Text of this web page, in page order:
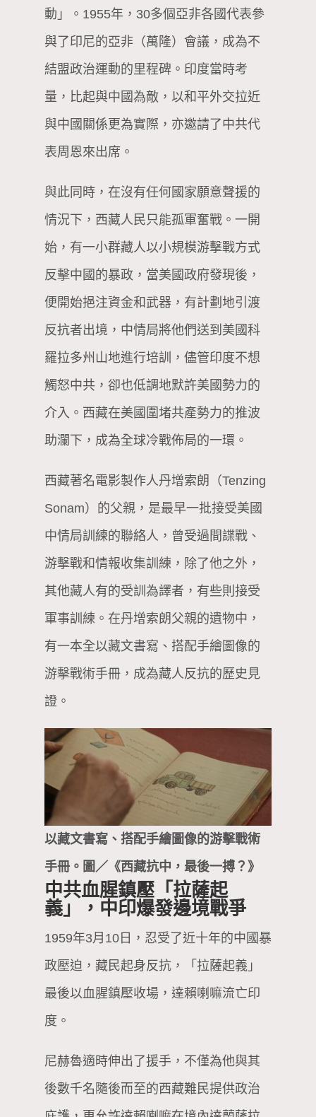
動」。1955年，30多個亞非各國代表參
與了印尼的亞非（萬隆）會議，成為不
結盟政治運動的里程碑。印度當時考
量，比起與中國為敵，以和平外交拉近
與中國關係更為實際，亦邀請了中共代
表周恩來出席。
與此同時，在沒有任何國家願意聲援的
情況下，西藏人民只能孤軍奮戰。一開
始，有一小群藏人以小規模游擊戰方式
反擊中國的暴政，當美國政府發現後，
便開始挹注資金和武器，有計劃地引渡
反抗者出境，中情局將他們送到美國科
羅拉多州山地進行培訓，儘管印度不想
觸怒中共，卻也低調地默許美國勢力的
介入。西藏在美國圍堵共產勢力的推波
助瀾下，成為全球冷戰佈局的一環。
西藏著名電影製作人丹增索朗（Tenzing
Sonam）的父親，是最早一批接受美國
中情局訓練的聯絡人，曾受過間諜戰、
游擊戰和情報收集訓練，除了他之外，
其他藏人有的受訓為譯者，有些則接受
軍事訓練。在丹增索朗父親的遺物中，
有一本全以藏文書寫、搭配手繪圖像的
游擊戰術手冊，成為藏人反抗的歷史見
證。
以藏文書寫、搭配手繪圖像的游擊戰術
手冊。圖／《西藏抗中，最後一搏？》
中共血腥鎮壓「拉薩起
義」，中印爆發邊境戰爭
1959年3月10日，忍受了近十年的中國暴
政壓迫，藏民起身反抗，「拉薩起義」
最後以血腥鎮壓收場，達賴喇嘛流亡印
度。
尼赫魯適時伸出了援手，不僅為他與其
後數千名隨後而至的西藏難民提供政治